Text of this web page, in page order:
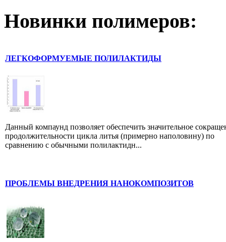
Новинки полимеров:
ЛЕГКОФОРМУЕМЫЕ ПОЛИЛАКТИДЫ
Данный компаунд позволяет обеспечить значительное
продолжительности цикла литья (примерно наполовину) по
сравнению с обычными полилактидн...
ПРОБЛЕМЫ ВНЕДРЕНИЯ НАНОКОМПОЗИТОВ